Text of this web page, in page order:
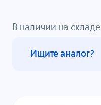
В наличии на складе
Ищите аналог?